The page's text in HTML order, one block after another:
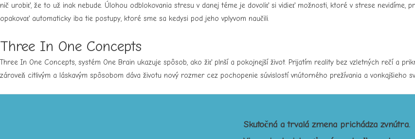
nič urobiť, že to už inak nebude. Úlohou odblokovania stresu v danej téme je dovoliť si vidieť možnosti, ktoré v strese nevidíme,
opakovať automaticky iba tie postupy, ktoré sme sa kedysi pod jeho vplyvom naučili.
Three In One Concepts
Three In One Concepts, systém One Brain ukazuje spôsob, ako žiť plnší a pokojnejší život. Prijatím reality bez vzletných rečí a
zároveň citlivým a láskavým spôsobom dáva životu nový rozmer cez pochopenie súvislostí vnútorného prežívania a vonkajšieho
Skutočná a trvalá zmena prichádza zvnútra.